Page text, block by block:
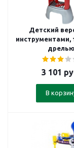
Детский
инструментами,
дрелью
3 101
В